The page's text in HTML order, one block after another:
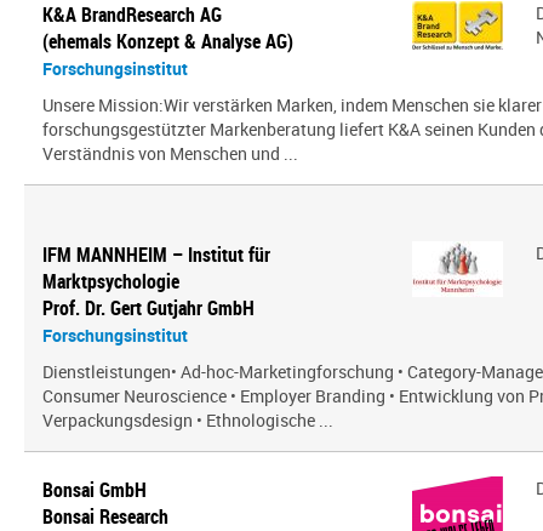
K&A BrandResearch AG
(ehemals Konzept & Analyse AG)
Forschungsinstitut
Unsere Mission:Wir verstärken Marken, indem Menschen sie
forschungsgestützter Markenberatung liefert K&A seinen Kunden
Verständnis von Menschen und ...
IFM MANNHEIM – Institut für
Marktpsychologie
Prof. Dr. Gert Gutjahr GmbH
Forschungsinstitut
Dienstleistungen• Ad-hoc-Marketingforschung • Category-
Consumer Neuroscience • Employer Branding • Entwicklung von
Verpackungsdesign • Ethnologische ...
Bonsai GmbH
Bonsai Research